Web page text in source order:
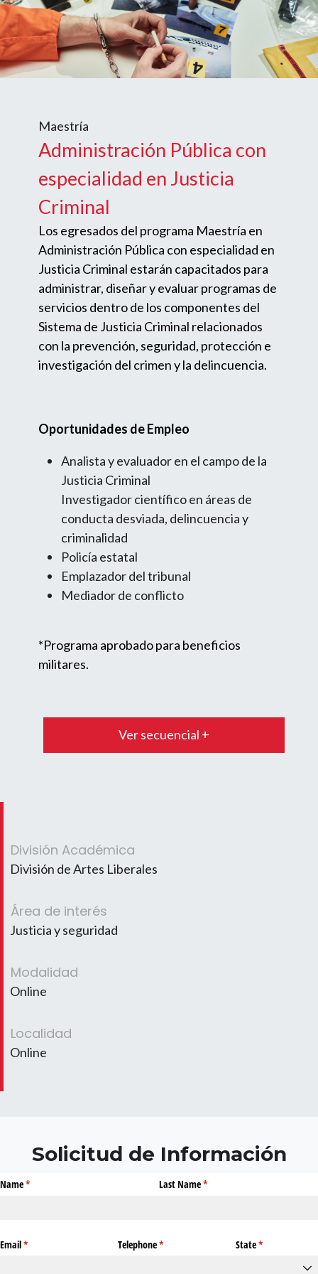
Maestría
Administración Pública con
especialidad en Justicia
Criminal
Los egresados del programa Maestría en
Administración Pública con especialidad en
Justicia Criminal estarán capacitados para
administrar, diseñar y evaluar programas de
servicios dentro de los componentes del
Sistema de Justicia Criminal relacionados
con la prevención, seguridad, protección e
investigación del crimen y la delincuencia.
Oportunidades de Empleo
Analista y evaluador en el campo de la
Justicia Criminal
Investigador científico en áreas de
conducta desviada, delincuencia y
criminalidad
Policía estatal
Emplazador del tribunal
Mediador de conflicto
*Programa aprobado para beneficios
militares.
Ver secuencial +
División Académica
División de Artes Liberales
Área de interés
Justicia y seguridad
Modalidad
Online
Localidad
Online
Solicitud de Información